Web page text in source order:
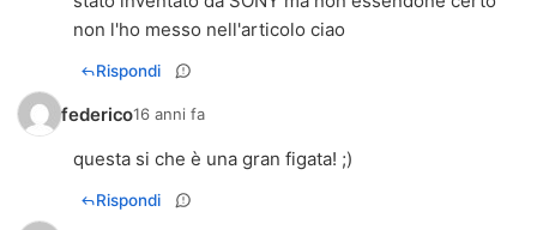
non l'ho messo nell'articolo ciao
Rispondi
federico16 anni fa
questa si che è una gran figata! ;)
Rispondi